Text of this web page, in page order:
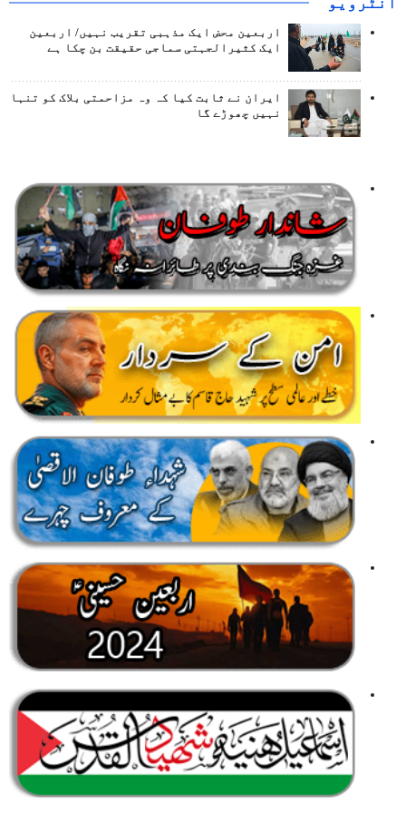
اربعین محض ایک مذہبی تقریب نہیں/ اربعین
ایک کثیرالجہتی سماجی حقیقت بن چکا ہے
ایران نے ثابت کیا کہ وہ مزاحمتی بلاک کو تنہا
نہیں چھوڑے گا